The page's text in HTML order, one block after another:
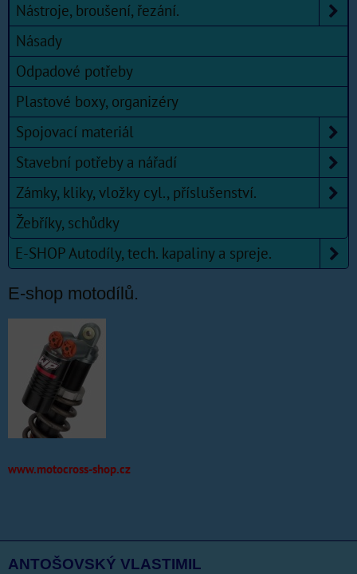
Nástroje, broušení, řezání.
Násady
Odpadové potřeby
Plastové boxy, organizéry
Spojovací materiál
Stavební potřeby a nářadí
Zámky, kliky, vložky cyl., příslušenství.
Žebříky, schůdky
E-SHOP Autodíly, tech. kapaliny a spreje.
E-shop motodílů.
www.motocross-shop.cz
ANTOŠOVSKÝ VLASTIMIL